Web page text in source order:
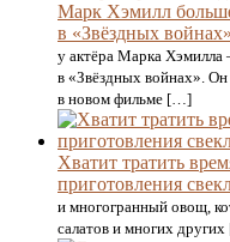
Марк Хэмилл
в «Звёздных войнах»
у актёра Марка
в «Звёздных войнах». Он
в новом фильме […]
Хватит тратить
приготовления
и многогранный овощ,
салатов и многих